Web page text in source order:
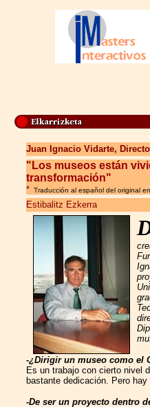
Juan Ignacio Vidarte,
"Los museos están
transformación"
* Traducción al español del original
Estibalitz Ezkerra
-¿Dirigir un museo como el
Es un trabajo con cierto nivel
bastante dedicación. Pero
-De ser un proyecto dentro